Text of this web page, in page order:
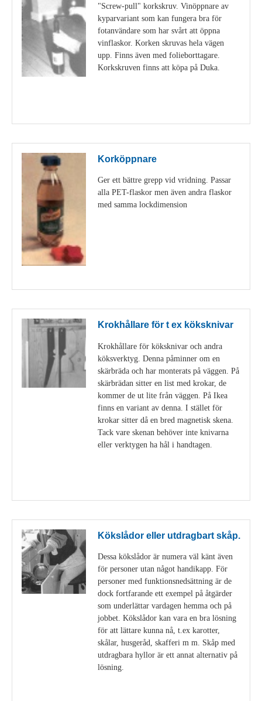
"Screw-pull" korkskruv. Vinöppnare av
kyparvariant som kan fungera bra för
fotanvändare som har svårt att öppna
vinflaskor. Korken skruvas hela vägen
upp. Finns även med folieborttagare.
Korkskruven finns att köpa på Duka.
Korköppnare
Ger ett bättre grepp vid vridning. Passar
alla PET-flaskor men även andra flaskor
med samma lockdimension
Krokhållare för t ex köksknivar
Krokhållare för köksknivar och andra
köksverktyg. Denna påminner om en
skärbräda och har monterats på väggen. På
skärbrädan sitter en list med krokar, de
kommer de ut lite från väggen. På Ikea
finns en variant av denna. I stället för
krokar sitter då en bred magnetisk skena.
Tack vare skenan behöver inte knivarna
eller verktygen ha hål i handtagen.
Kökslådor eller utdragbart skåp.
Dessa kökslådor är numera väl känt även
för personer utan något handikapp. För
personer med funktionsnedsättning är de
dock fortfarande ett exempel på åtgärder
som underlättar vardagen hemma och på
jobbet. Kökslådor kan vara en bra lösning
för att lättare kunna nå, t.ex karotter,
skålar, husgeråd, skafferi m m. Skåp med
utdragbara hyllor är ett annat alternativ på
lösning.